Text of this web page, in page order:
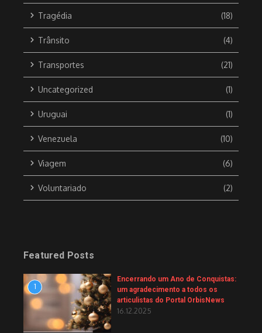
Tragédia (18)
Trânsito (4)
Transportes (21)
Uncategorized (1)
Uruguai (1)
Venezuela (10)
Viagem (6)
Voluntariado (2)
Featured Posts
1
Encerrando um Ano de Conquistas:
um agradecimento a todos os
articulistas do Portal OrbisNews
16.12.2025